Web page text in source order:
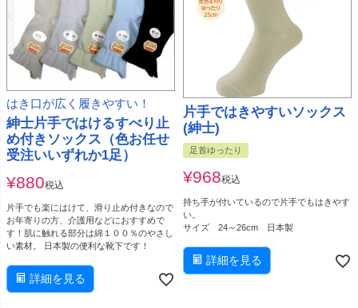
はき口が広く履きやすい！
紳士片手ではけるすべり止
め付きソックス（色お任せ
受注いいずれか1足）
¥880税込
片手でも楽にはけて、滑り止め付きなので
お年寄りの方、介護用などにおすすめで
す！肌に触れる部分は綿１００％のやさし
い素材。 日本製の便利な靴下です！
詳細を見る
片手ではきやすいソックス
(紳士)
足首ゆったり
¥968税込
持ち手が付いているので片手でもはきやす
い。
サイズ 24～26cm 日本製
詳細を見る